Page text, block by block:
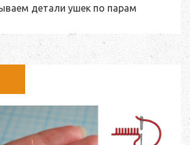
детали ушек по парам